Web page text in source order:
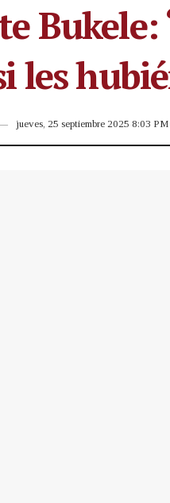
les
jueves, 25 septiembre 2025 8:03 PM